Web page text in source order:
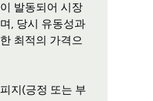
발동되어 시장
, 당시 유동성과
최적의 가격으
지(긍정 또는 부